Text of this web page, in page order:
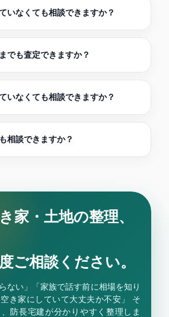
いなくても相談できますか？
でも査定できますか？
いなくても相談できますか？
相談できますか？
家・土地の整理、
ご相談ください。
ない」「家族で話す前に相場を知り
き家にしていて大丈夫か不安」 そ
防長宅建が分かりやすく整理しま